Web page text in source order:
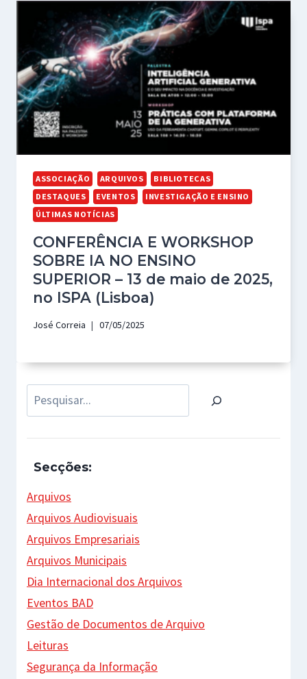
ASSOCIAÇÃO ARQUIVOS
BIBLIOTECAS
DESTAQUES
EVENTOS
INVESTIGAÇÃO E ENSINO
ÚLTIMAS NOTÍCIAS
CONFERÊNCIA E WORKSHOP
SOBRE IA NO ENSINO
SUPERIOR – 13 de maio de 2025,
no ISPA (Lisboa)
José Correia 07/05/2025
Pesquisar
Secções:
Arquivos
Arquivos Audiovisuais
Arquivos Empresariais
Arquivos Municipais
Dia Internacional dos Arquivos
Eventos BAD
Gestão de Documentos de Arquivo
Leituras
Segurança da Informação